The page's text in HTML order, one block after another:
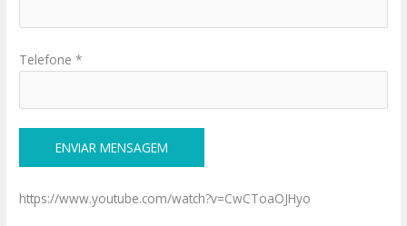
Telefone *
https://www.youtube.com/watch?v=CwCToaOJHyo